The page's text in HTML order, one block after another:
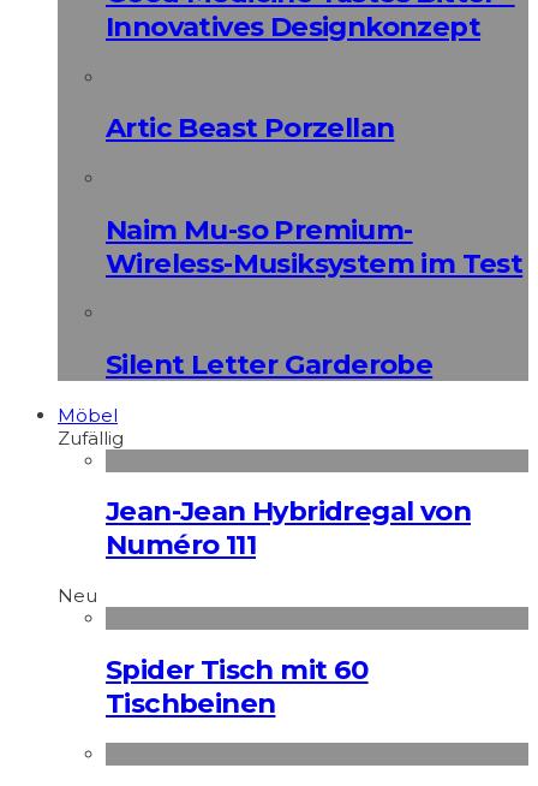
Innovatives Designkonzept
Artic Beast Porzellan
Naim Mu-so Premium-
Wireless-Musiksystem im Test
Silent Letter Garderobe
Möbel
Zufällig
Jean-Jean Hybridregal von
Numéro 111
Neu
Spider Tisch mit 60
Tischbeinen